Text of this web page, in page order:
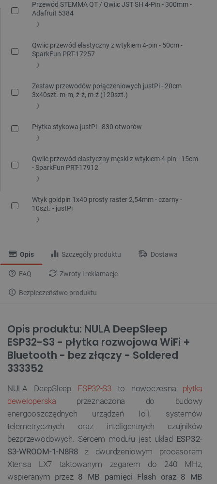
Przewód STEMMA QT / Qwiic JST SH 4-Pin - 300mm -
Adafruit 5384
Qwiic przewód elastyczny z wtykiem 4-pin - 50cm -
SparkFun PRT-17257
Zestaw przewodów połączeniowych justPi - 20cm
3x40szt. m-m, ż-ż, m-ż (120szt.)
Płytka stykowa justPi - 830 otworów
Qwiic przewód elastyczny męski z wtykiem 4-pin - 15cm
- SparkFun PRT-17912
Wtyk goldpin 1x40 prosty raster 2,54mm - czarny -
10szt. - justPi
Opis Szczegóły produktu Dostawa
FAQ Zwroty i reklamacje
Bezpieczeństwo produktu
Opis produktu: NULA DeepSleep
ESP32-S3 - płytka rozwojowa WiFi +
Bluetooth - bez złączy - Soldered
333352
NULA DeepSleep ESP32-S3to nowoczesna płytka
deweloperska przeznaczona do budowy
energooszczędnych urządzeń IoT, systemów
telemetrycznych oraz inteligentnych czujników
bezprzewodowych. Sercem modułu jest układ ESP32-
S3-WROOM-1-N8R8 z dwurdzeniowym procesorem
Xtensa LX7 taktowanym zegarem do 240 MHz,
wspieranym przez 8 MB pamięci Flash oraz 8 MB